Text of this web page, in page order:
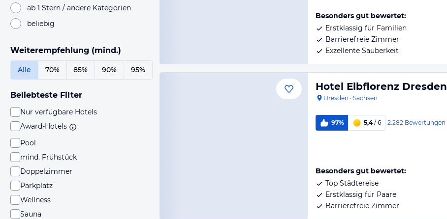
ab 1 Stern / andere Kategorien
beliebig
Weiterempfehlung (mind.)
Alle 70% 85% 90% 95%
Beliebteste Filter
Nur verfügbare Hotels
Award-Hotels
Pool
mind. Frühstück
Doppelzimmer
Parkplatz
Wellness
Sauna
Besonders gut bewertet:
Erstklassig für Familien
Barrierefreie Zimmer
Exzellente Sauberkeit
Hotel Elbflorenz Dresden
Dresden · Sachsen
97% 5,4/ 6 2.282 Bewertungen
Besonders gut bewertet:
Top Städtereise
Erstklassig für Paare
Barrierefreie Zimmer